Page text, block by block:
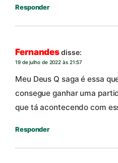
Responder
Fernandesdisse:
19 de julho de 2022 às 21:57
Meu Deus Q saga é essa
consegue ganhar uma
que tá acontecendo com
Responder